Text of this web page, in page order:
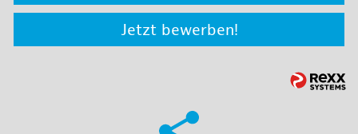
Jetzt bewerben!